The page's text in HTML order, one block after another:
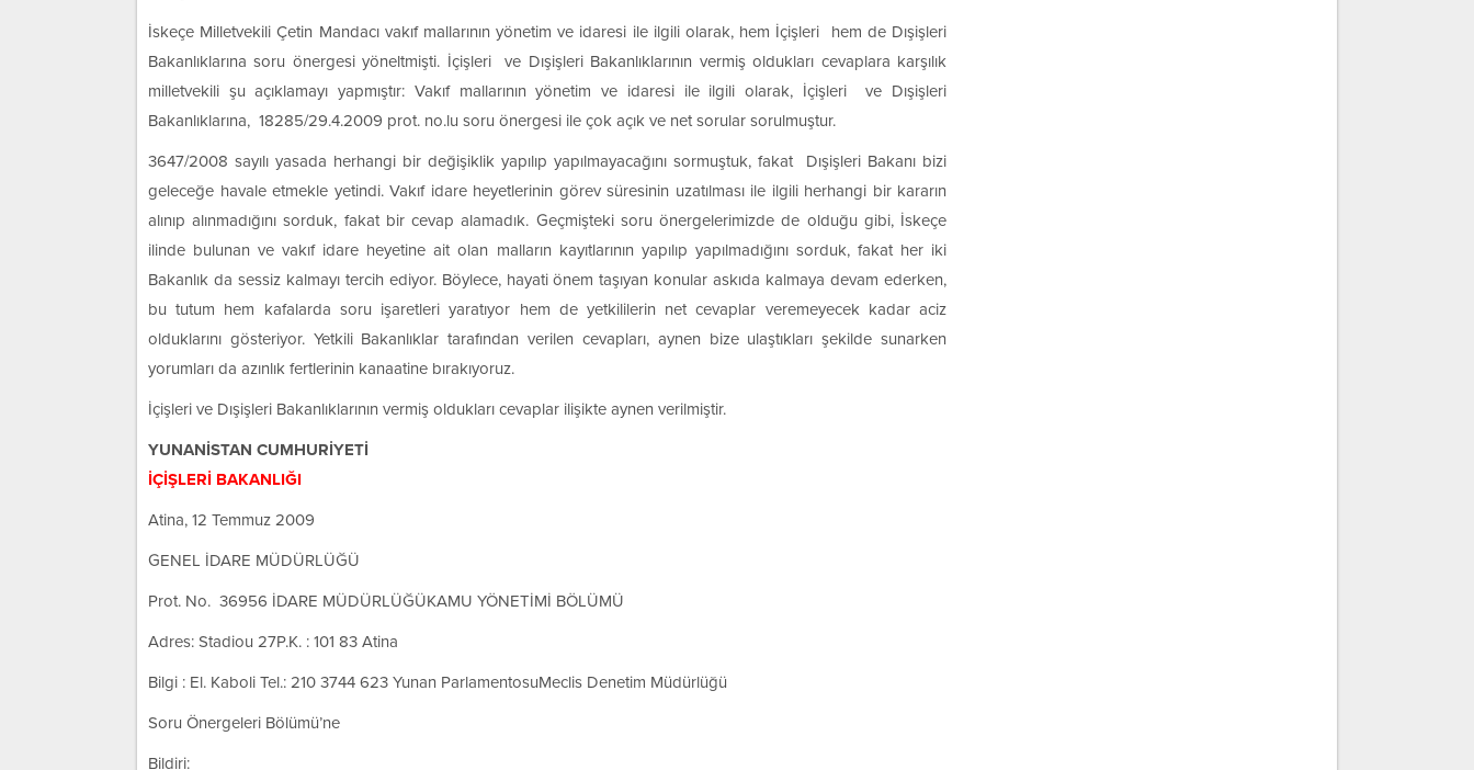
İskeçe Milletvekili Çetin Mandacı vakıf mallarının yönetim ve idaresi ile ilgili olarak, hem İçişleri hem de Dışişleri
Bakanlıklarına soru önergesi yöneltmişti. İçişleri ve Dışişleri Bakanlıklarının vermiş oldukları cevaplara karşılık
milletvekili şu açıklamayı yapmıştır: Vakıf mallarının yönetim ve idaresi ile ilgili olarak, İçişleri ve Dışişleri
Bakanlıklarına, 18285/29.4.2009 prot. no.lu soru önergesi ile çok açık ve net sorular sorulmuştur.
3647/2008 sayılı yasada herhangi bir değişiklik yapılıp yapılmayacağını sormuştuk, fakat Dışişleri Bakanı bizi
geleceğe havale etmekle yetindi. Vakıf idare heyetlerinin görev süresinin uzatılması ile ilgili herhangi bir kararın
alınıp alınmadığını sorduk, fakat bir cevap alamadık. Geçmişteki soru önergelerimizde de olduğu gibi, İskeçe
ilinde bulunan ve vakıf idare heyetine ait olan malların kayıtlarının yapılıp yapılmadığını sorduk, fakat her iki
Bakanlık da sessiz kalmayı tercih ediyor. Böylece, hayati önem taşıyan konular askıda kalmaya devam ederken,
bu tutum hem kafalarda soru işaretleri yaratıyor hem de yetkililerin net cevaplar veremeyecek kadar aciz
olduklarını gösteriyor. Yetkili Bakanlıklar tarafından verilen cevapları, aynen bize ulaştıkları şekilde sunarken
yorumları da azınlık fertlerinin kanaatine bırakıyoruz.
İçişleri ve Dışişleri Bakanlıklarının vermiş oldukları cevaplar ilişikte aynen verilmiştir.
YUNANİSTAN CUMHURİYETİ
İÇİŞLERİ BAKANLIĞI
Atina, 12 Temmuz 2009
GENEL İDARE MÜDÜRLÜĞÜ
Prot. No. 36956 İDARE MÜDÜRLÜĞÜKAMU YÖNETİMİ BÖLÜMÜ
Adres: Stadiou 27P.K. : 101 83 Atina
Bilgi : El. Kaboli Tel.: 210 3744 623 Yunan ParlamentosuMeclis Denetim Müdürlüğü
Soru Önergeleri Bölümü’ne
Bildiri: